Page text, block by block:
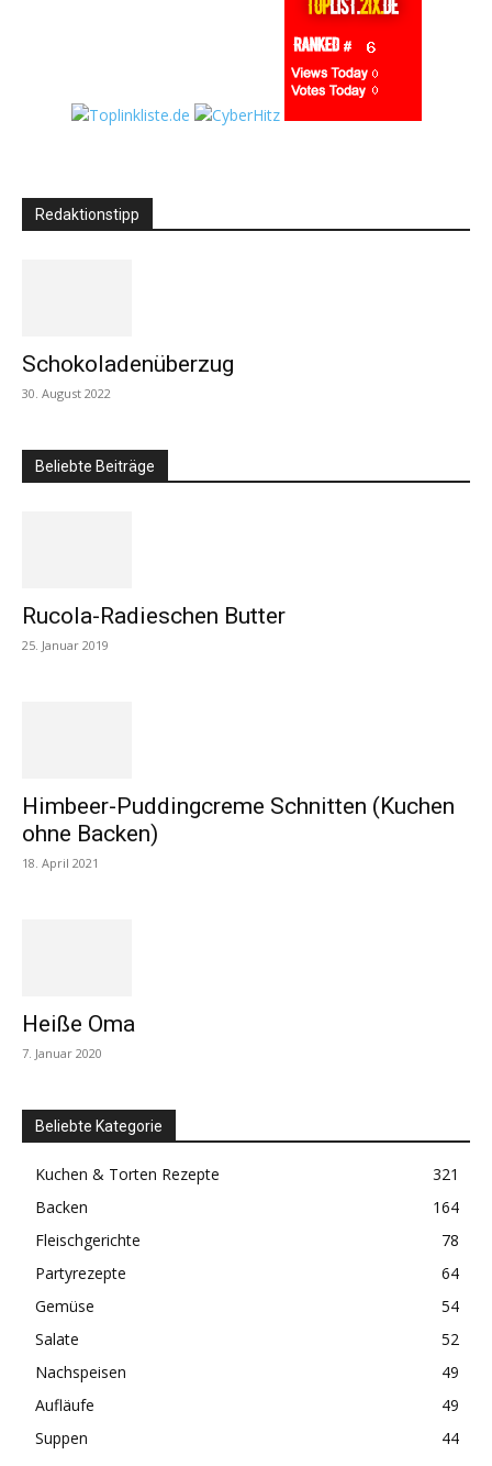
Redaktionstipp
Schokoladenüberzug
30. August 2022
Beliebte Beiträge
Rucola-Radieschen Butter
25. Januar 2019
Himbeer-Puddingcreme Schnitten (Kuchen
ohne Backen)
18. April 2021
Heiße Oma
7. Januar 2020
Beliebte Kategorie
Kuchen & Torten Rezepte
321
Backen
164
Fleischgerichte
78
Partyrezepte
64
Gemüse
54
Salate
52
Nachspeisen
49
Aufläufe
49
Suppen
44